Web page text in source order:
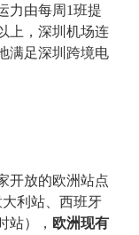
力由每周1班提
上，深圳机场连
满足深圳跨境电
开放的欧洲站点
利站、西班牙
站）， 欧洲现有